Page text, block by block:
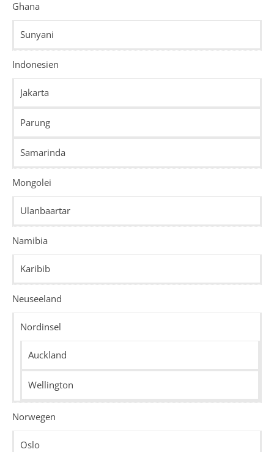
Ghana
Sunyani
Indonesien
Jakarta
Parung
Samarinda
Mongolei
Ulanbaartar
Namibia
Karibib
Neuseeland
Nordinsel
Auckland
Wellington
Norwegen
Oslo